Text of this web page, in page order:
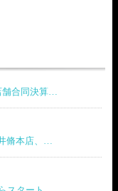
合同決算…
脩本店、…